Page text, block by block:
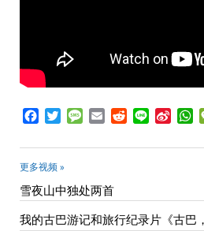
Facebook
TwitterMessageEmailRedditLine Sina
更多视频 »
雪夜山中独处两首
我的古巴游记和旅行纪录片《古巴